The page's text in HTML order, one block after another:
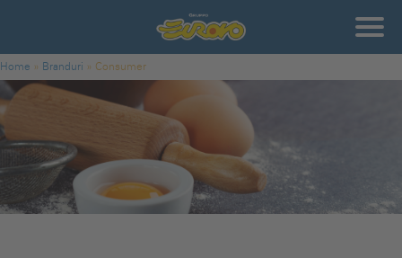
Branduri - Consumer
Eşti aici
Home » Branduri » Consumer